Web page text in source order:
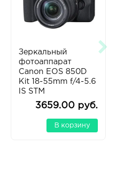
Зеркальный
фотоаппарат
Canon EOS 850D
Kit 18-55mm f/4-5.6
IS STM
3659.00 руб.
В корзину